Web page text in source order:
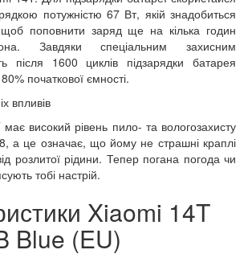
потужністю 67 Вт, якій знадобиться
щоб поповнити заряд ще на кілька годин
Завдяки спеціальним захисним
після 1600 циклів підзарядки батарея
початкової ємності.
впливів
високий рівень пило- та вологозахисту
а це означає, що йому не страшні краплі
розлитої рідини. Тепер погана погода чи
тобі настрій.
Xiaomi 14T
Blue (EU)